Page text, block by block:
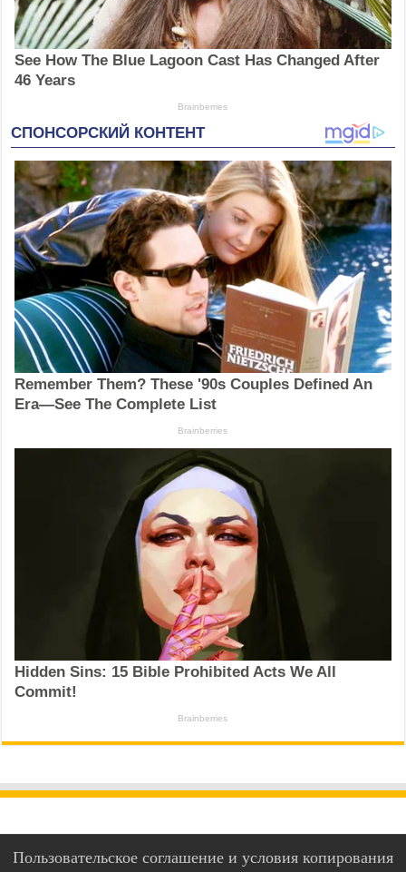
Пользовательское соглашение и условия копирования